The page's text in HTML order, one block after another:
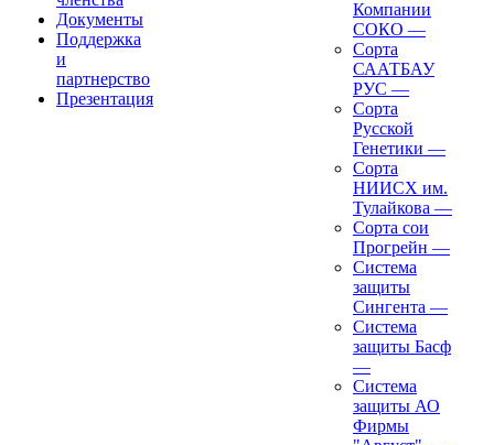
Документы
Поддержка
и
партнерство
Презентация
Компании
СОКО —
Сорта
СААТБАУ
РУС —
Сорта
Русской
Генетики —
Сорта
НИИСХ им.
Тулайкова —
Сорта сои
Прогрейн —
Система
защиты
Сингента —
Система
защиты Басф
—
Система
защиты АО
Фирмы